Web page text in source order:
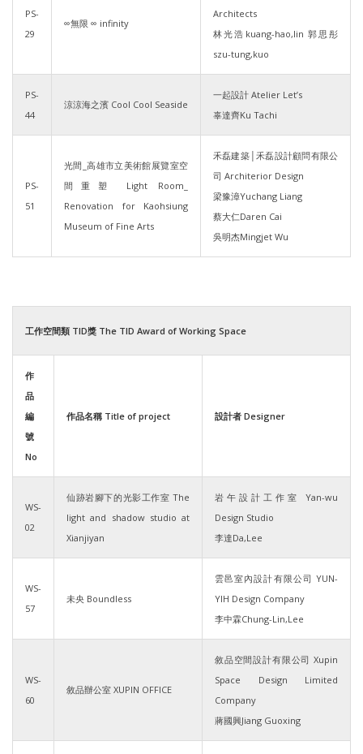
PS-
29
∞無限 ∞ infinity
Architects
林光浩kuang-hao,lin 郭思彤
szu-tung,kuo
PS-
44
涼涼海之濱 Cool Cool Seaside
一起設計 Atelier Let’s
辜達齊Ku Tachi
PS-
51
光間_高雄市立美術館展覽室空
間重塑 Light Room_
Renovation for Kaohsiung
Museum of Fine Arts
禾磊建築│禾磊設計顧問有限公
司 Architerior Design
梁豫漳Yuchang Liang
蔡大仁Daren Cai
吳明杰Mingjet Wu
工作空間類 TID獎 The TID Award of Working Space
作
品
編
號
No
作品名稱 Title of project 設計者 Designer
WS-
02
仙跡岩腳下的光影工作室 The
light and shadow studio at
Xianjiyan
岩午設計工作室 Yan-wu
Design Studio
李達Da,Lee
WS-
57
未央 Boundless
雲邑室內設計有限公司 YUN-
YIH Design Company
李中霖Chung-Lin,Lee
WS-
60
敘品辦公室 XUPIN OFFICE
敘品空間設計有限公司 Xupin
Space Design Limited
Company
蔣國興Jiang Guoxing